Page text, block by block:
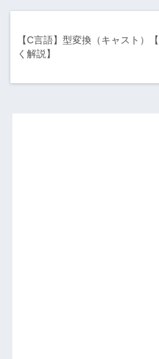
【C言語】型変換（キャスト）
く解説】